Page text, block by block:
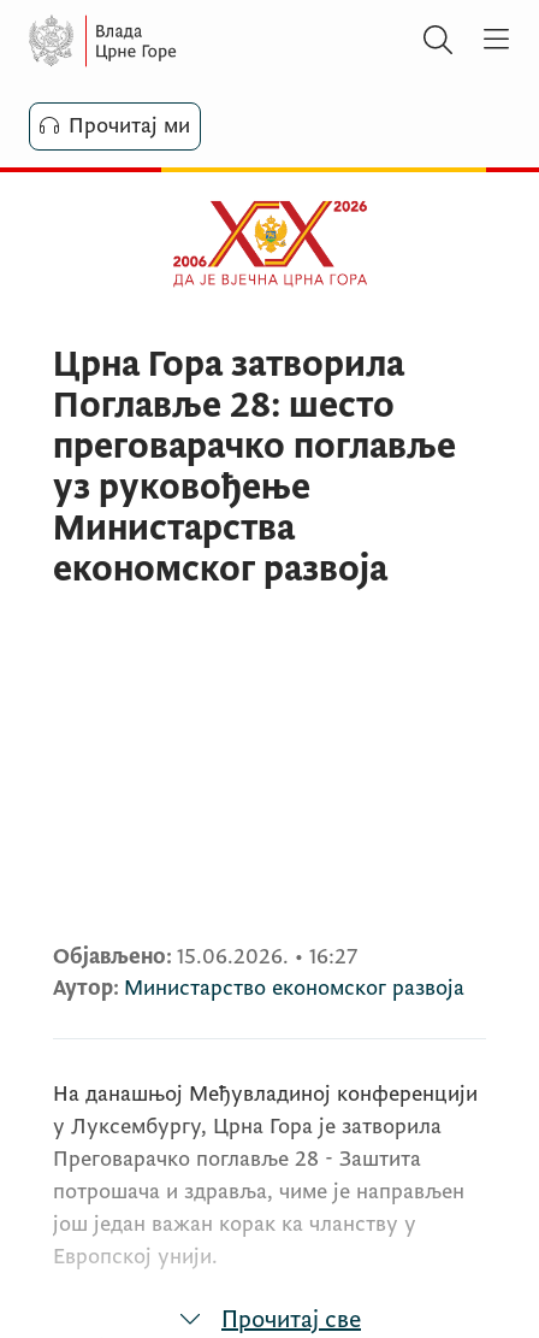
Прочитај ми
Црна Гора затворила
Поглавље 28: шесто
преговарачко поглавље
уз руковођење
Министарства
економског развоја
Објављено: 15.06.2026. • 16:27
Аутор: Министарство економског развоја
На данашњој Међувладиној конференцији
у Луксембургу, Црна Гора је затворила
Преговарачко поглавље 28 - Заштита
потрошача и здравља, чиме је направљен
још један важан корак ка чланству у
Европској унији.
Прочитај све